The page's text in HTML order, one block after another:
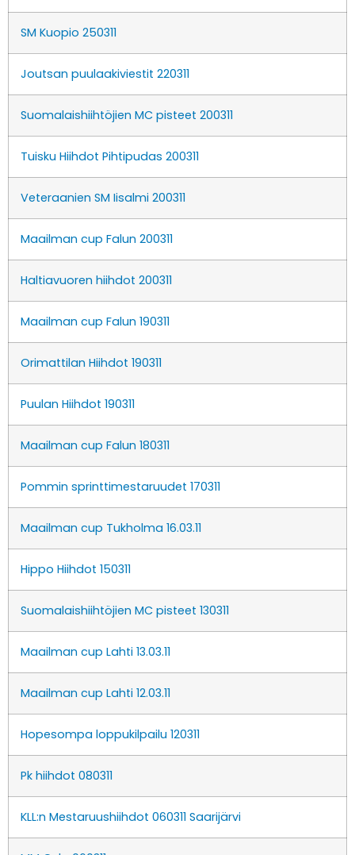
SM Kuopio 250311
Joutsan puulaakiviestit 220311
Suomalaishiihtöjien MC pisteet 200311
Tuisku Hiihdot Pihtipudas 200311
Veteraanien SM Iisalmi 200311
Maailman cup Falun 200311
Haltiavuoren hiihdot 200311
Maailman cup Falun 190311
Orimattilan Hiihdot 190311
Puulan Hiihdot 190311
Maailman cup Falun 180311
Pommin sprinttimestaruudet 170311
Maailman cup Tukholma 16.03.11
Hippo Hiihdot 150311
Suomalaishiihtöjien MC pisteet 130311
Maailman cup Lahti 13.03.11
Maailman cup Lahti 12.03.11
Hopesompa loppukilpailu 120311
Pk hiihdot 080311
KLL:n Mestaruushiihdot 060311 Saarijärvi